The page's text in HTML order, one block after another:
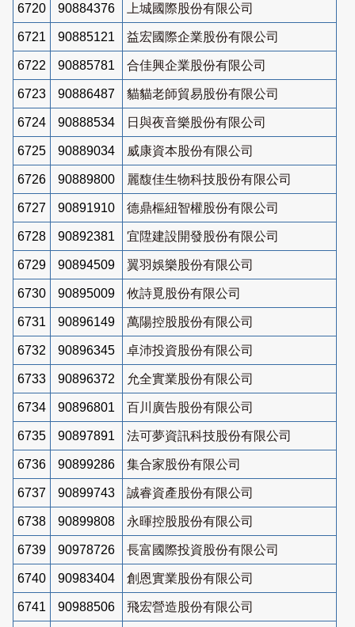
6720 90884376 上城國際股份有限公司
6721 90885121 益宏國際企業股份有限公司
6722 90885781 合佳興企業股份有限公司
6723 90886487 貓貓老師貿易股份有限公司
6724 90888534 日與夜音樂股份有限公司
6725 90889034 威康資本股份有限公司
6726 90889800 麗馥佳生物科技股份有限公司
6727 90891910 德鼎樞紐智權股份有限公司
6728 90892381 宜陞建設開發股份有限公司
6729 90894509 翼羽娛樂股份有限公司
6730 90895009 攸詩覓股份有限公司
6731 90896149 萬陽控股股份有限公司
6732 90896345 卓沛投資股份有限公司
6733 90896372 允全實業股份有限公司
6734 90896801 百川廣告股份有限公司
6735 90897891 法可夢資訊科技股份有限公司
6736 90899286 集合家股份有限公司
6737 90899743 誠睿資產股份有限公司
6738 90899808 永暉控股股份有限公司
6739 90978726 長富國際投資股份有限公司
6740 90983404 創恩實業股份有限公司
6741 90988506 飛宏營造股份有限公司